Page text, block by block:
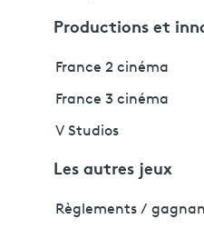
Productions et
France 2 cinéma
France 3 cinéma
V Studios
Les autres jeux
Règlements /